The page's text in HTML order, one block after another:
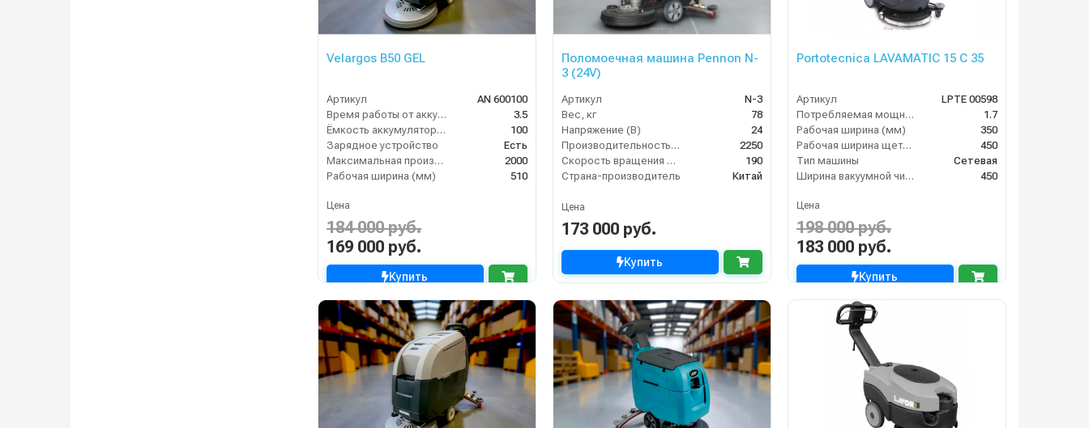
Velargos B50 GEL
Артикул
AN 600100
Время работы от аккумуляторов (ч)
3.5
Ёмкость аккумулятора (Ач)
100
Зарядное устройство
Есть
Максимальная производительность (кв.м/час)
2000
Рабочая ширина (мм)
510
Цена
184 000 руб.
169 000 руб.
Купить
Поломоечная машина Pennon N-
3 (24V)
Артикул
N-3
Вес, кг
78
Напряжение (В)
24
Производительность по площади (м2/ч)
2250
Скорость вращения щётки (об/мин)
190
Страна-производитель
Китай
Цена
173 000 руб.
Купить
Portotecnica LAVAMATIC 15 C 35
Артикул
LPTE 00598
Потребляемая мощность (кВт)
1.7
Рабочая ширина (мм)
350
Рабочая ширина щеток (мм)
450
Тип машины
Сетевая
Ширина вакуумной чистки (мм)
450
Цена
198 000 руб.
183 000 руб.
Купить